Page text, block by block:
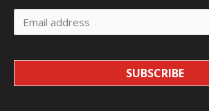
SUBSCRIBE